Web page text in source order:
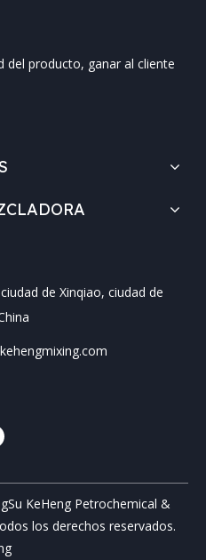
del producto, ganar al cliente
de Xinqiao, ciudad de
KeHeng Petrochemical &
los derechos reservados.